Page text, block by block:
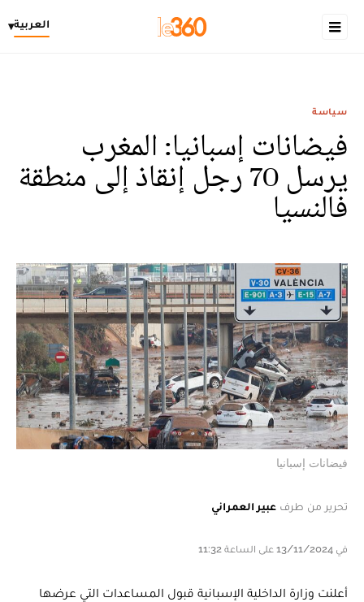
العربية▾
سياسة
فيضانات إسبانيا: المغرب
يرسل 70 رجل إنقاذ إلى منطقة
فالنسيا
فيضانات إسبانيا
تحرير من طرف عبير العمراني
في 13/11/2024 على الساعة 11:32
أعلنت وزارة الداخلية الإسبانية قبول المساعدات التي عرضها